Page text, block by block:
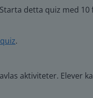
detta quiz med 10
.
aktiviteter. Elever